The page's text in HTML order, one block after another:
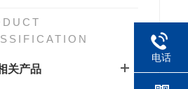
关产品
电话